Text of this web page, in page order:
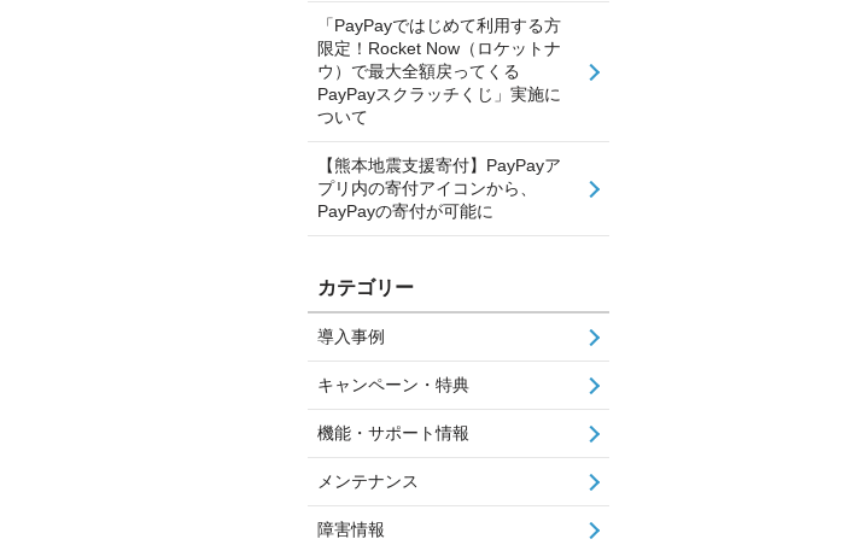
「PayPayではじめて利用する方
限定！Rocket Now（ロケットナ
ウ）で最大全額戻ってくる
PayPayスクラッチくじ」実施に
ついて
【熊本地震支援寄付】PayPayア
プリ内の寄付アイコンから、
PayPayの寄付が可能に
カテゴリー
導入事例
キャンペーン・特典
機能・サポート情報
メンテナンス
障害情報